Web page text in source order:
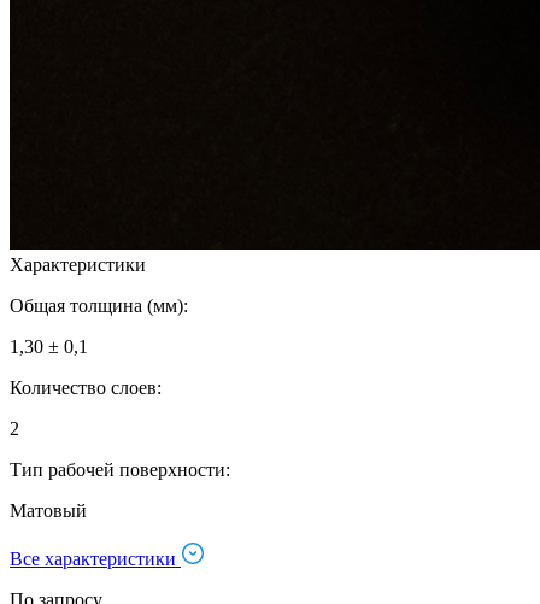
Характеристики
Общая толщина (мм):
1,30 ± 0,1
Количество слоев:
2
Тип рабочей поверхности:
Матовый
Все характеристики
По запросу